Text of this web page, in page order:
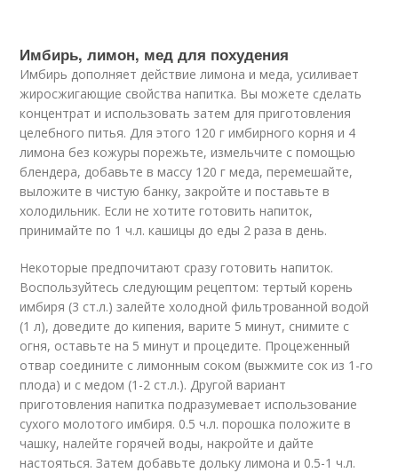
Имбирь, лимон, мед для похудения
Имбирь дополняет действие лимона и меда, усиливает
жиросжигающие свойства напитка. Вы можете сделать
концентрат и использовать затем для приготовления
целебного питья. Для этого 120 г имбирного корня и 4
лимона без кожуры порежьте, измельчите с помощью
блендера, добавьте в массу 120 г меда, перемешайте,
выложите в чистую банку, закройте и поставьте в
холодильник. Если не хотите готовить напиток,
принимайте по 1 ч.л. кашицы до еды 2 раза в день.
Некоторые предпочитают сразу готовить напиток.
Воспользуйтесь следующим рецептом: тертый корень
имбиря (3 ст.л.) залейте холодной фильтрованной водой
(1 л), доведите до кипения, варите 5 минут, снимите с
огня, оставьте на 5 минут и процедите. Процеженный
отвар соедините с лимонным соком (выжмите сок из 1-го
плода) и с медом (1-2 ст.л.). Другой вариант
приготовления напитка подразумевает использование
сухого молотого имбиря. 0.5 ч.л. порошка положите в
чашку, налейте горячей воды, накройте и дайте
настояться. Затем добавьте дольку лимона и 0.5-1 ч.л.